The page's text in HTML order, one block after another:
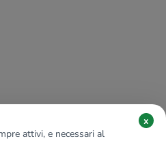
attivi, e necessari al
x